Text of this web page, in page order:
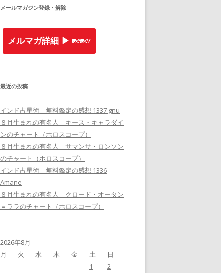
メールマガジン登録・解除
メルマガ詳細 ▶︎
最近の投稿
インド占星術 無料鑑定の感想 1337 gnu
８月生まれの有名人 キース・キャラダイ
ンのチャート（ホロスコープ）
８月生まれの有名人 サマンサ・ロンソン
のチャート（ホロスコープ）
インド占星術 無料鑑定の感想 1336
Amane
８月生まれの有名人 クロード・オータン
＝ララのチャート（ホロスコープ）
2026年8月
月
火 水 木 金 土 日
1
2